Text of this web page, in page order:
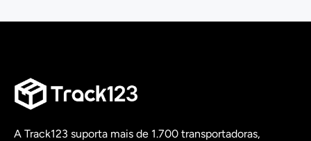
A Track123 suporta mais de 1.700 transportadoras,